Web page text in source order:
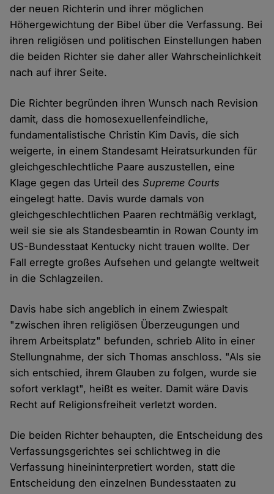
der neuen Richterin und ihrer möglichen
Höhergewichtung der Bibel über die Verfassung. Bei
ihren religiösen und politischen Einstellungen haben
die beiden Richter sie daher aller Wahrscheinlichkeit
nach auf ihrer Seite.
Die Richter begründen ihren Wunsch nach Revision
damit, dass die homosexuellenfeindliche,
fundamentalistische Christin Kim Davis, die sich
weigerte, in einem Standesamt Heiratsurkunden für
gleichgeschlechtliche Paare auszustellen, eine
Klage gegen das Urteil desSupreme Courts
eingelegt hatte. Davis wurde damals von
gleichgeschlechtlichen Paaren rechtmäßig verklagt,
weil sie sie als Standesbeamtin in Rowan County im
US-Bundesstaat Kentucky nicht trauen wollte. Der
Fall erregte großes Aufsehen und gelangte weltweit
in die Schlagzeilen.
Davis habe sich angeblich in einem Zwiespalt
"zwischen ihren religiösen Überzeugungen und
ihrem Arbeitsplatz" befunden, schrieb Alito in einer
Stellungnahme, der sich Thomas anschloss. "Als sie
sich entschied, ihrem Glauben zu folgen, wurde sie
sofort verklagt", heißt es weiter. Damit wäre Davis
Recht auf Religionsfreiheit verletzt worden.
Die beiden Richter behaupten, die Entscheidung des
Verfassungsgerichtes sei schlichtweg in die
Verfassung hineininterpretiert worden, statt die
Entscheidung den einzelnen Bundesstaaten zu